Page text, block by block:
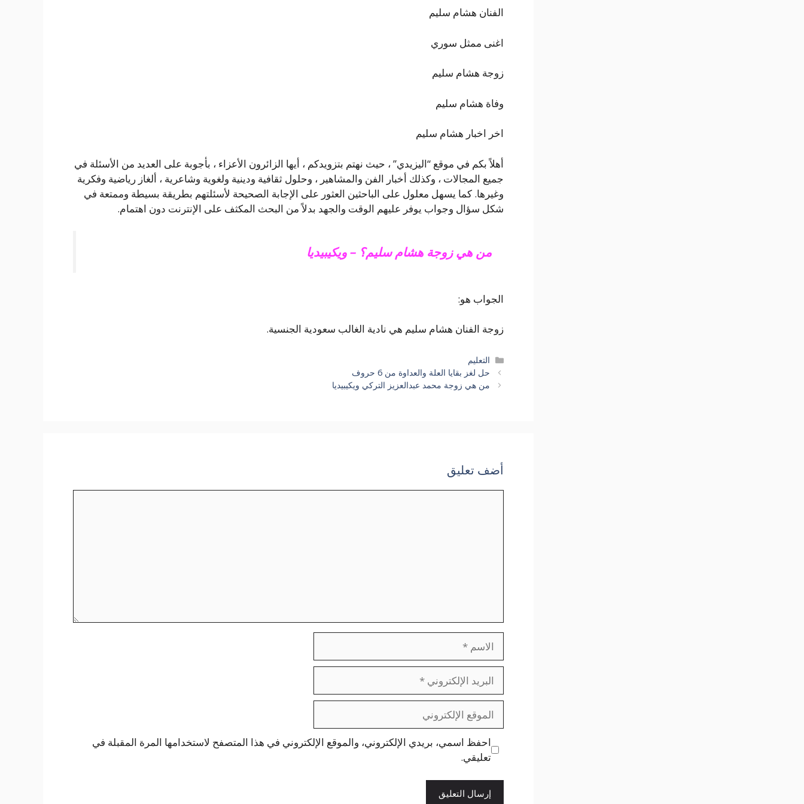
الفنان هشام سليم
اغنى ممثل سوري
زوجة هشام سليم
وفاة هشام سليم
اخر اخبار هشام سليم
أهلاً بكم في موقع “اليزيدي” ، حيث نهتم بتزويدكم ، أيها الزائرون الأعزاء ، بأجوبة على العديد من الأسئلة في
جميع المجالات ، وكذلك أخبار الفن والمشاهير ، وحلول ثقافية ودينية ولغوية وشاعرية ، ألغاز رياضية وفكرية
وغيرها. كما يسهل معلول على الباحثين العثور على الإجابة الصحيحة لأسئلتهم بطريقة بسيطة وممتعة في
شكل سؤال وجواب يوفر عليهم الوقت والجهد بدلاً من البحث المكثف على الإنترنت دون اهتمام.
من هي زوجة هشام سليم؟ – ويكيبيديا
الجواب هو:
زوجة الفنان هشام سليم هي نادية الغالب سعودية الجنسية.
التصنيفات
التعليم
حل لغز بقايا العلة والعداوة من 6 حروف
من هي زوجة محمد عبدالعزيز التركي ويكيبيديا
أضف تعليق
الاسم
البريد
الإلكتروني
الموقع
الإلكتروني
احفظ اسمي، بريدي الإلكتروني، والموقع الإلكتروني في هذا المتصفح لاستخدامها المرة المقبلة في
تعليقي.